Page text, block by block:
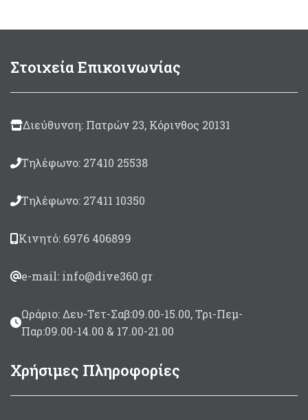
Στοιχεία Επικοινωνίας
Διεύθυνση: Πατρών 23, Κόρινθος 20131
Τηλέφωνο: 27410 25538
Τηλέφωνο: 27411 10350
Κινητό: 6976 406899
e-mail: info@dive360.gr
Ωράριο: Δευ-Τετ-Σαβ:09.00-15.00, Τρι-Πεμ-
Παρ:09.00-14.00 & 17.00-21.00
Χρήσιμες Πληροφορίες